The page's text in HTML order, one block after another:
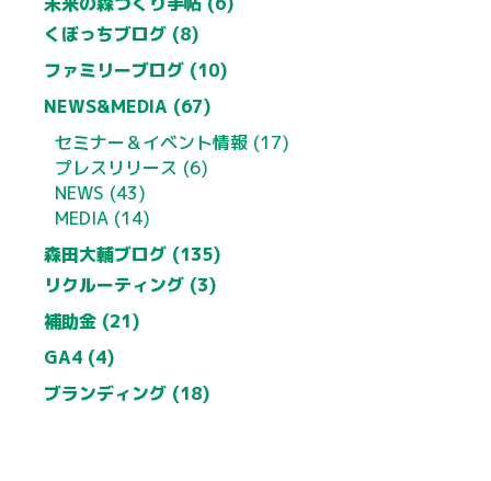
くぼっちブログ (8)
ファミリーブログ (10)
NEWS&MEDIA (67)
セミナー＆イベント情報 (17)
プレスリリース (6)
NEWS (43)
MEDIA (14)
森田大輔ブログ (135)
リクルーティング (3)
補助金 (21)
GA4 (4)
ブランディング (18)